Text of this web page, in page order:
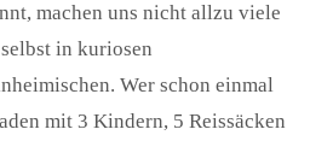
machen uns nicht allzu viele
in kuriosen
Wer schon einmal
mit 3 Kindern, 5 Reissäcken